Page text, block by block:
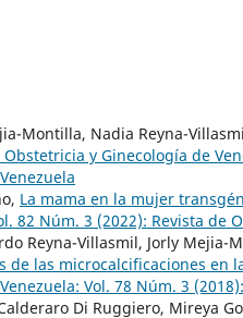
Montilla, Nadia Reyna-
Obstetricia y Ginecología de
La mama en la mujer
82 Núm. 3 (2022): Revista de
Reyna-Villasmil, Jorly
de las microcalcificaciones en
Vol. 78 Núm. 3
Di Ruggiero, Mireya